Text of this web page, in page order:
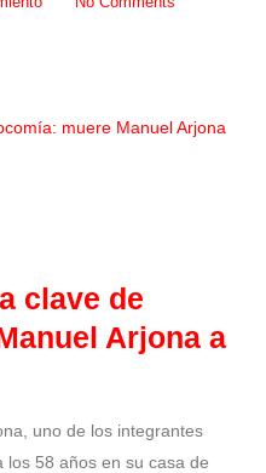
clave de
Arjona a
58 años en su casa de